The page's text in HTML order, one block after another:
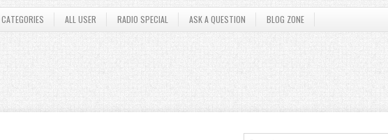
CATEGORIES ALL USER RADIO SPECIAL ASK A QUESTION BLOG ZONE